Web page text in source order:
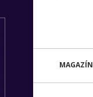
MAGAZÍN